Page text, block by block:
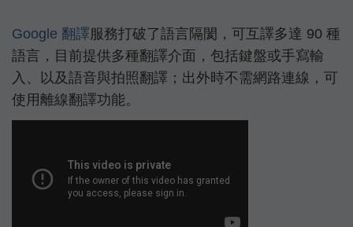
Google 翻譯服務打破了語言隔閡，可互譯多達 90 種
語言，目前提供多種翻譯介面，包括鍵盤或手寫輸
入、以及語音與拍照翻譯；出外時不需網路連線，可
使用離線翻譯功能。